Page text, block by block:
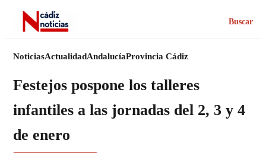
Buscar
NoticiasActualidadAndalucíaProvincia Cádiz
Festejos pospone los talleres
infantiles a las jornadas del 2, 3 y 4
de enero